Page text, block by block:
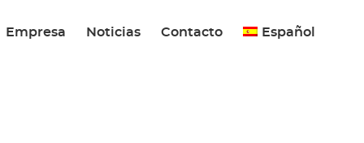
Empresa Noticias Contacto Español